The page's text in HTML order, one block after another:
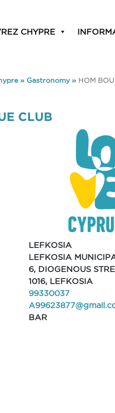
CHYPRE
» Gastronomy» HOM
CLUB
LEFKOSIA
LEFKOSIA
6, DIOGENOUS
1016, LEFKOSIA
99330037
BAR